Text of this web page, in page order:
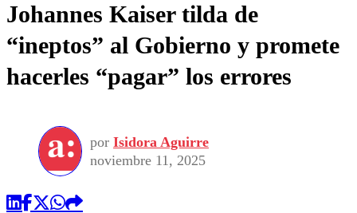
Frecuencias
Agricultura TV
Deportes
Colo Colo
Seleccion Chilena
Torneo Internacional
Entretención
Economía
Internacional
Publicaciones en medios
Opinión
Johannes Kaiser tilda de
“ineptos” al Gobierno y promete
hacerles “pagar” los errores
por Isidora Aguirre
noviembre 11, 2025